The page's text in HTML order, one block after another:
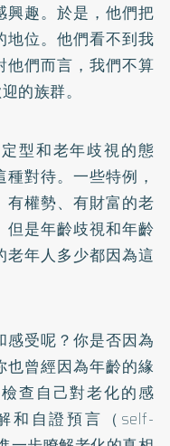
興趣。於是，他們把
地位。他們看不到我
他們而言，我們不算
的族群。
型和老年歧視的態
對待。一些特例，
有權勢、有財富的老
但是年齡歧視和年齡
老年人多少都因為這
受呢？你是否因為
曾經因為年齡的緣
查自己對老化的感
和自證預言（self-